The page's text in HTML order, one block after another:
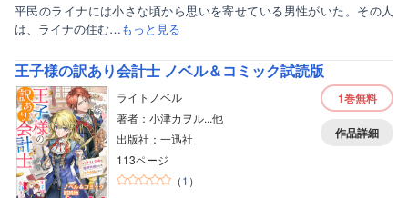
平民のライナには小さな頃から思いを寄せている男性がいた。その人
は、ライナの住む…もっと見る
王子様の訳あり会計士 ノベル＆コミック試読版
ライトノベル
著者：小津カヲル...他
出版社：一迅社
113ページ
（1 ）
1巻無料
作品詳細
ボーイズラブ